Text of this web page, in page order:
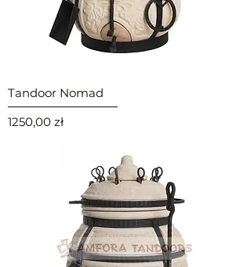
Tandoor Nomad
Cena
1250,00 zł